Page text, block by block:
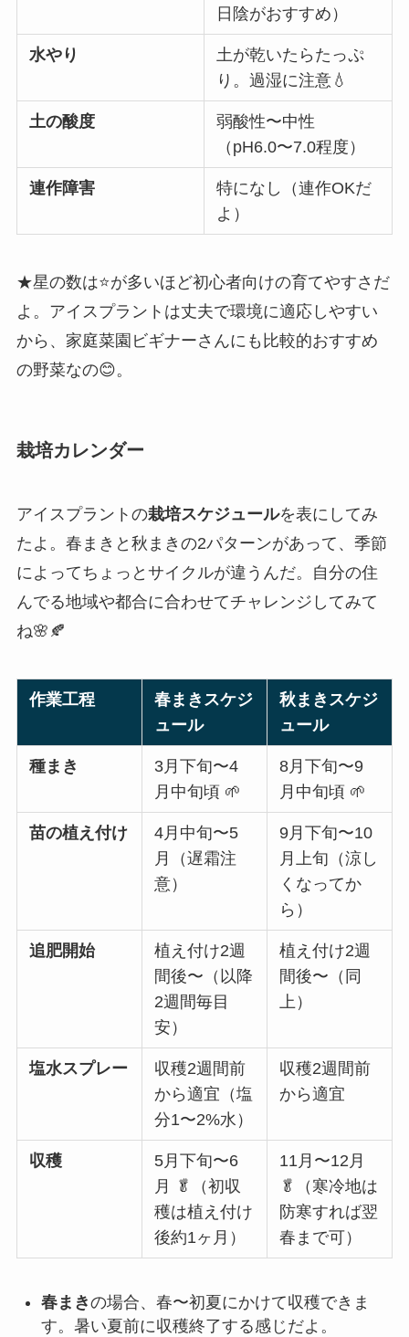
日陰がおすすめ）
水やり
土が乾いたらたっぷ
り。過湿に注意💧
土の酸度
弱酸性〜中性
（pH6.0〜7.0程度）
連作障害
特になし（連作OKだ
よ）
★星の数は⭐️が多いほど初心者向けの育てやすさだ
よ。アイスプラントは丈夫で環境に適応しやすい
から、家庭菜園ビギナーさんにも比較的おすすめ
の野菜なの😊。
栽培カレンダー
アイスプラントの栽培スケジュールを表にしてみ
たよ。春まきと秋まきの2パターンがあって、季節
によってちょっとサイクルが違うんだ。自分の住
んでる地域や都合に合わせてチャレンジしてみて
ね🌸🍂
作業工程
春まきスケジ
ュール
秋まきスケジ
ュール
種まき
3月下旬〜4
月中旬頃 🌱
8月下旬〜9
月中旬頃 🌱
苗の植え付け
4月中旬〜5
月（遅霜注
意）
9月下旬〜10
月上旬（涼し
くなってか
ら）
追肥開始
植え付け2週
間後〜（以降
2週間毎目
安）
植え付け2週
間後〜（同
上）
塩水スプレー
収穫2週間前
から適宜（塩
分1〜2%水）
収穫2週間前
から適宜
収穫
5月下旬〜6
月 🥬（初収
穫は植え付け
後約1ヶ月）
11月〜12月
🥬（寒冷地は
防寒すれば翌
春まで可）
春まきの場合、春〜初夏にかけて収穫できま
す。暑い夏前に収穫終了する感じだよ。